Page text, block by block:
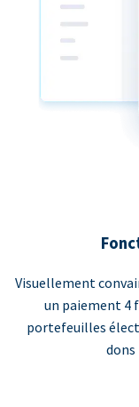
Visuellement
un paiement 4
portefeuilles
dons